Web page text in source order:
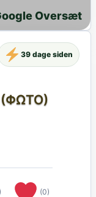
Oversæt
(ΦΩΤΟ)
(0)
39 dage siden